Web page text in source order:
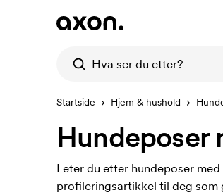
Startside Hjem & hushold
Hundeposer
Leter du etter hundeposer
profileringsartikkel til deg som